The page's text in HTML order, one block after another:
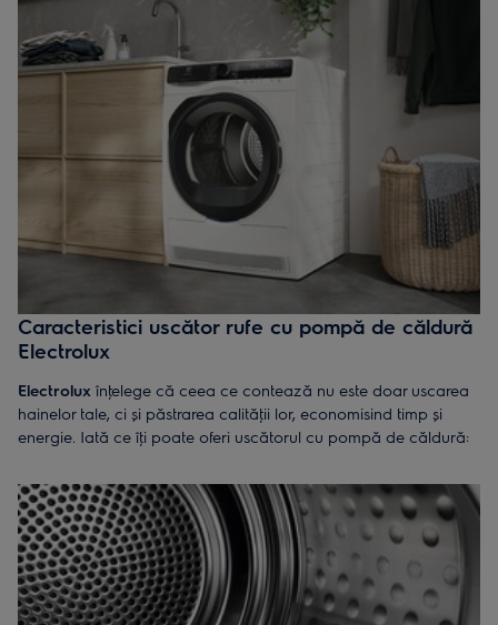
Acţiune delicată asupra ţesăturilor: Uscarea la temperaturi
scăzute protejează hainele, prevenind contracţia și
decolorarea, astfel încât acestea să rămână ca noi pentru mai
: Un uscător de rufe Electrolux funcţionează
mai rapid decât cele tradiţionale, și te ajută să-ţi usuci într-un
timp mai scurt toate hainele.
Încălzire eficientă din punct de vedere energetic
: Aceste
uscătoare economisesc până la 50% din energia consumată,
recirculând aerul cald, ceea ce ajută la reducerea costurilor cu
Caracteristici uscător rufe cu pompă de căldură
Electrolux
Electrolux înţelege că ceea ce contează nu este doar uscarea
hainelor tale, ci și păstrarea calităţii lor, economisind timp și
energie. Iată ce îţi poate oferi uscătorul cu pompă de căldură:
funcţie de umiditate și temperatură, prevenind uscarea excesivă
și protejându-ţi hainele de uzura prematură.
Sistemul DelicateCare, care reglează temperatura și mișcarea
tamburului pentru a usca delicat ţesăturile sensibile, cum ar fi
lână, mătase și hainele de exterior, păstrându-le forma și